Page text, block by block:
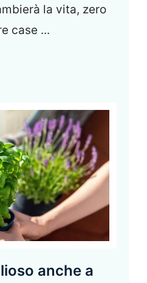
la vita, zero
case ...
anche a